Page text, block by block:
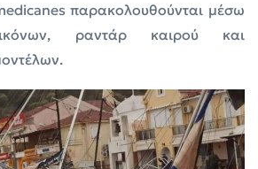
παρακολουθούνται μέσω
ραντάρ καιρού και